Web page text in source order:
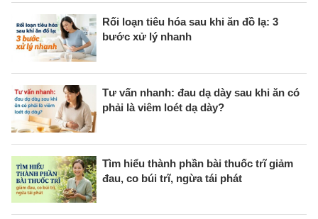
Rối loạn tiêu hóa sau khi ăn đồ lạ: 3
bước xử lý nhanh
Tư vấn nhanh: đau dạ dày sau khi ăn có
phải là viêm loét dạ dày?
Tìm hiểu thành phần bài thuốc trĩ giảm
đau, co búi trĩ, ngừa tái phát